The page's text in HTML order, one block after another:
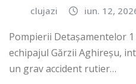
clujazi iun. 12,
Pompierii Detașamentelor
echipajul Gărzii Aghireșu,
un grav accident rutier…